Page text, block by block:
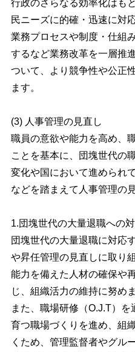
行政のさらなる効率化はも
民ニーズに的確・迅速に対
業務プロセスや制度・仕組
するなど業務改革を一層推
ついて、より競争性や公正
ます。
(3) 人事管理の見直し
職員の意欲や能力を高め、
ことを基本に、団塊世代の
変化や国において進められ
などを踏まえて人事管理の
1.団塊世代の大量退職への
団塊世代の大量退職に対応
や昇任管理の見直しに取り
能力を備えた人材の確保や
じ、組織活力の維持に努めま
また、職場研修（O.J.T）を
育つ職場づくりを進め、組
くため、管理監督者やグル